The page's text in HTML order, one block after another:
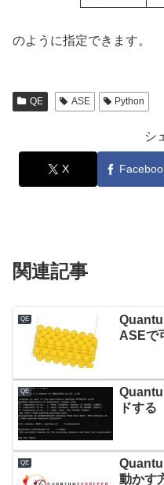
のように指定できます。
QE ASE Python
シ
X
関連記事
QE
ASEで
QE
ドする
QE
動かす